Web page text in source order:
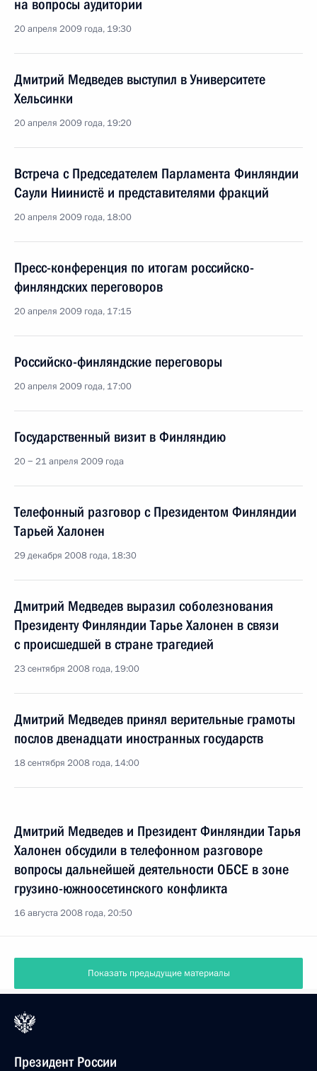
на вопросы аудитории
20 апреля 2009 года, 19:30
Дмитрий Медведев выступил в Университете
Хельсинки
20 апреля 2009 года, 19:20
Встреча с Председателем Парламента Финляндии
Саули Ниинистё и представителями фракций
20 апреля 2009 года, 18:00
Пресс-конференция по итогам российско-
финляндских переговоров
20 апреля 2009 года, 17:15
Российско-финляндские переговоры
20 апреля 2009 года, 17:00
Государственный визит в Финляндию
20 − 21 апреля 2009 года
Телефонный разговор с Президентом Финляндии
Тарьей Халонен
29 декабря 2008 года, 18:30
Дмитрий Медведев выразил соболезнования
Президенту Финляндии Тарье Халонен в связи
с происшедшей в стране трагедией
23 сентября 2008 года, 19:00
Дмитрий Медведев принял верительные грамоты
послов двенадцати иностранных государств
18 сентября 2008 года, 14:00
Дмитрий Медведев и Президент Финляндии Тарья
Халонен обсудили в телефонном разговоре
вопросы дальнейшей деятельности ОБСЕ в зоне
грузино-южноосетинского конфликта
16 августа 2008 года, 20:50
Показать предыдущие материалы
Президент России